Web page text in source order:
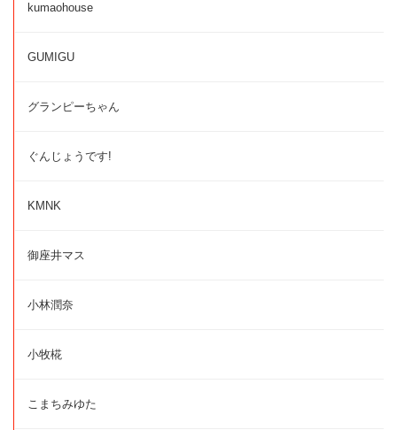
kumaohouse
GUMIGU
グランピーちゃん
ぐんじょうです!
KMNK
御座井マス
小林潤奈
小牧椛
こまちみゆた